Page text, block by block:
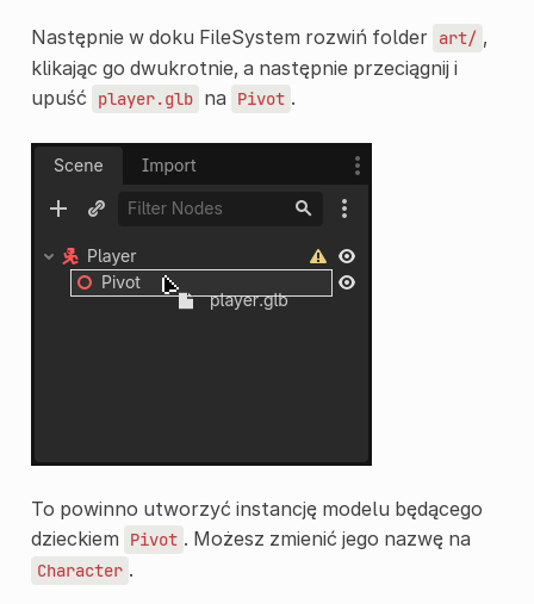
Następnie w doku FileSystem rozwiń folder art/ ,
klikając go dwukrotnie, a następnie przeciągnij i
upuść
player.glb na Pivot .
To powinno utworzyć instancję modelu będącego
dzieckiem
Pivot . Możesz zmienić jego nazwę na
Character .